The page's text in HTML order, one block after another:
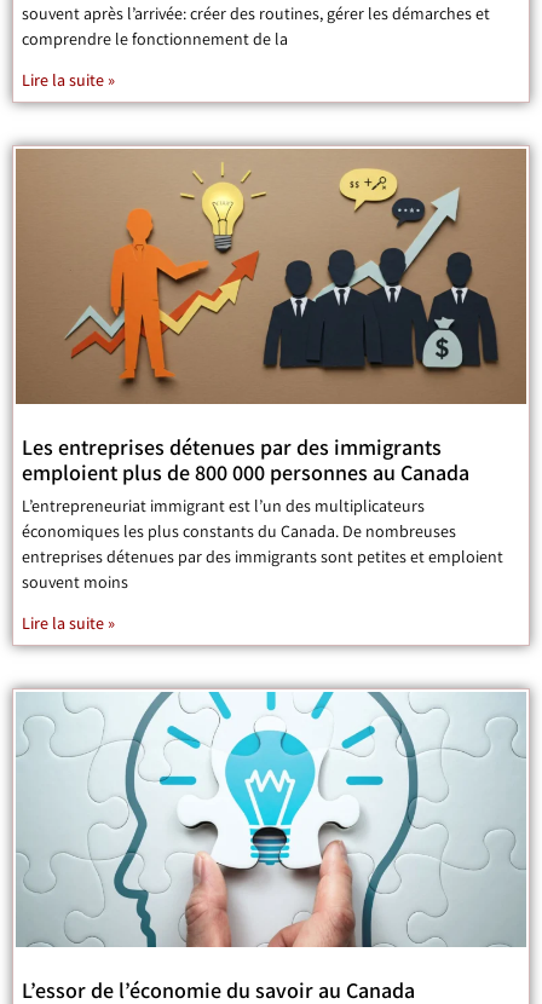
souvent après l’arrivée: créer des routines, gérer les démarches et
comprendre le fonctionnement de la
Lire la suite »
Les entreprises détenues par des immigrants
emploient plus de 800 000 personnes au Canada
L’entrepreneuriat immigrant est l’un des multiplicateurs
économiques les plus constants du Canada. De nombreuses
entreprises détenues par des immigrants sont petites et emploient
souvent moins
Lire la suite »
L’essor de l’économie du savoir au Canada